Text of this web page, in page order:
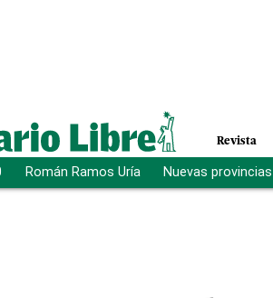
Revista
Román Ramos Uría Nuevas provincias